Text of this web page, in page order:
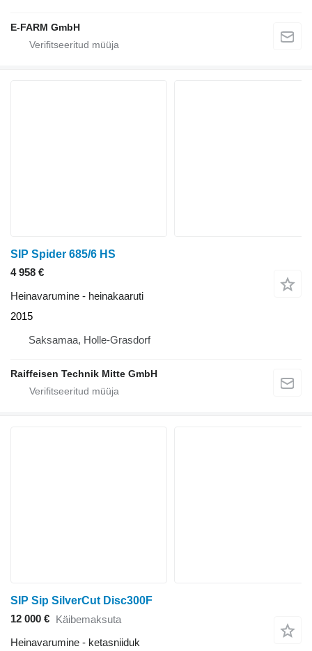
E-FARM GmbH
SIP Spider 685/6 HS
4 958 €
Heinavarumine - heinakaaruti
2015
Saksamaa, Holle-Grasdorf
Raiffeisen Technik Mitte GmbH
SIP Sip SilverCut Disc300F
12 000 € Käibemaksuta
Heinavarumine - ketasniiduk